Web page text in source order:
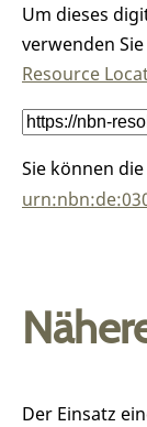
Um dieses
verwenden
Resource
Sie können
Der Einsatz